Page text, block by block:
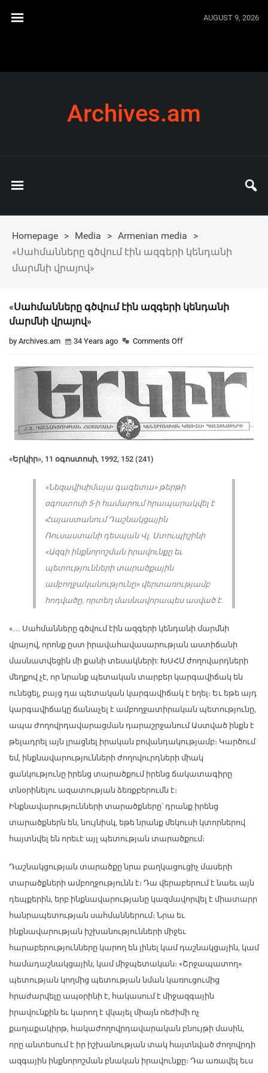
AUGUST 9, 2026
Archives.am
Homepage > Media > Armenian media
>
«Սահմանները գծվում էին ազգերի կենդանի
մարմնի վրայով»
«Սահմանները գծվում էին ազգերի կենդանի
մարմնի վրայով»
by Archives.am 34 Years ago Comments Off
«Երկիր», 11 օգոստոսի, 1992, 152 (241)
«Նեզավիսիմայա գագետա» թերթի
օգոստոսի 5-ի համարում հրապարակվել է
Հայաստանում Դաշնակցային
Ռուսաստանի դեսպան Վլ. Ստուպիշինի
«Ազգի ինքնորոշման իրավունքը եւ
պետությունների տարածքային
ամբողջականությունը» վերտառությամբ
հոդվածը, որտեղ մասնավորապես ասված է.
«… Սահմանները գծվում էին ազգերի կենդանի մարմնի
վրայով, որոնք ըստ իրավահավասարության աստիճանի
մասնատվեցին մի քանի տեսակների: ԽՍՀՄ ժողովարդների
մեղքով չէ, որ նրանք պետական տարբեր կարգավիճակ են
ունեցել, բայց դա պետական կարգավիճակ է եղել։ Եւ եթե այդ
կարգավիճակը ճանաչել է ամբողջատիրական պետությունը,
ապա ժողովրդավարացման դարաշրջանում Աստված ինքն է
թելադրել այն լրացնել իրական բովանդակությամբ։ Կարծում
եմ, ինքնավարությունների ժողովուրդների միակ
ցանկությունը իրենց տարածքում իրենց ճակատագիրը
տնօրինելու ազատության ձեռքբերումն է։
Ինքնավարությունների տարածքները՝ դրանք իրենց
տարածքներն են, նույնիսկ, եթե նրանք մեկուսի կտորներով
հայտնվել են որեւէ այլ պետության տարածքում։
Դաշնակցության տարածքը նրա բաղկացուցիչ մասերի
տարածքների ամբողջությունն է։ Դա վերաբերում է նաեւ այն
դեպքերին, երբ ինքնավարությանը կազմավորվել է միատարր
հանրապետության սահմաններում։ Նրա եւ
ինքնավարության իշխանությունների միջեւ
հարաբերությունները կարող են լինել կամ դաշնակցային, կամ
համադաշնակցային, կամ միջպետական։ «Շրջապատող»
պետության կողմից պետության նման կառուցումից
հրաժարվելը ապօրինի է, հակասում է միջազգային
իրավունքին եւ կարող է վկայել միայն ոեժիմի ոչ
քաղաքակիրթ, հակաժողովրդավարական բնույթի մասին,
որը անտեսում է իր իշխանության տակ հայտնված ժողովրդի
ազգային ինքնորոշման բնական իրավունքը։ Դա առավել եւս